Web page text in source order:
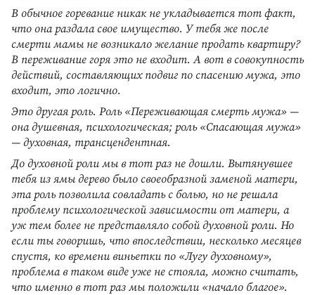
В обычное горевание никак не укладывается тот факт,
что она раздала свое имущество. У тебя же после
смерти мамы не возникало желание продать квартиру?
В переживание горя это не входит. А вот в совокупность
действий, составляющих подвиг по спасению мужа, это
входит, это логично.
Это другая роль. Роль «Переживающая смерть мужа» —
она душевная, психологическая; роль «Спасающая мужа»
— духовная, трансцендентная.
До духовной роли мы в тот раз не дошли. Вытянувшее
тебя из ямы дерево было своеобразной заменой матери,
эта роль позволила совладать с болью, но не решала
проблему психологической зависимости от матери, а
уж тем более не представляло собой духовной роли. Но
если ты говоришь, что впоследствии, несколько месяцев
спустя, ко времени виньетки по «Лугу духовному»,
проблема в таком виде уже не стояла, можно считать,
что именно в тот раз мы положили «начало благое».